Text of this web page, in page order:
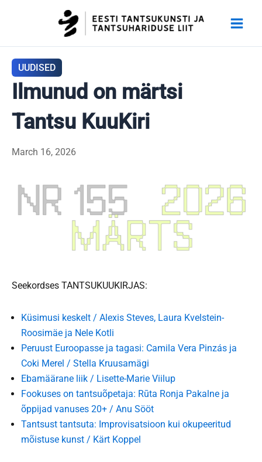
UUDISED
Ilmunud on märtsi
Tantsu KuuKiri
March 16, 2026
Seekordses TANTSUKUUKIRJAS:
Küsimusi keskelt / Alexis Steves, Laura Kvelstein-
Roosimäe ja Nele Kotli
Peruust Euroopasse ja tagasi: Camila Vera Pinzás ja
Coki Merel / Stella Kruusamägi
Ebamäärane liik / Lisette-Marie Viilup
Fookuses on tantsuõpetaja: Rūta Ronja Pakalne ja
õppijad vanuses 20+ / Anu Sööt
Tantsust tantsuta: Improvisatsioon kui okupeeritud
mõistuse kunst / Kärt Koppel